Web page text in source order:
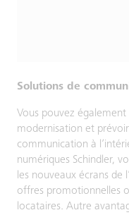
Solutions de
Vous pouvez
modernisation et
communication à
numériques Schindler,
les nouveaux écrans de
offres promotionnelles
locataires. Autre